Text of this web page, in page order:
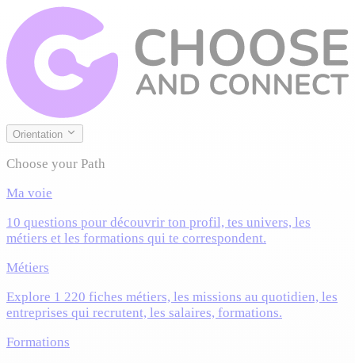
Orientation
Choose your Path
Ma voie
10 questions pour découvrir ton profil, tes univers, les
métiers et les formations qui te correspondent.
Métiers
Explore 1 220 fiches métiers, les missions au quotidien, les
entreprises qui recrutent, les salaires, formations.
Formations